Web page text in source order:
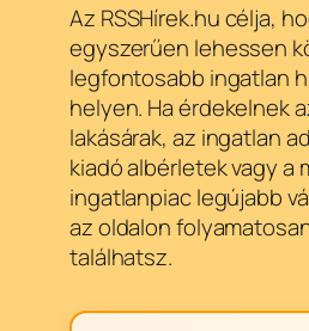
Az RSSHírek.hu célja,
egyszerűen lehessen
legfontosabb ingatlan
helyen. Ha érdekelnek
lakásárak, az ingatlan
kiadó albérletek vagy a
ingatlanpiac legújabb
az oldalon
találhatsz.